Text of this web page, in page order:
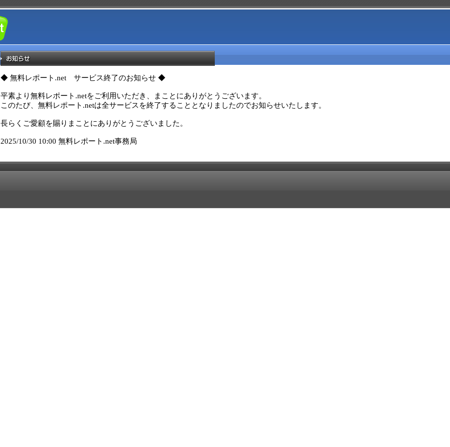
◆ 無料レポート.net　サービス終了のお知らせ ◆
平素より無料レポート.netをご利用いただき、まことにありがとうございます。
このたび、無料レポート.netは全サービスを終了することとなりましたのでお知らせいたします。
長らくご愛顧を賜りまことにありがとうございました。
2025/10/30 10:00 無料レポート.net事務局